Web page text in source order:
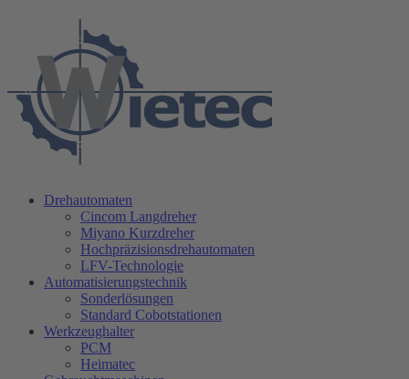
Drehautomaten
Cincom Langdreher
Miyano Kurzdreher
Hochpräzisionsdrehautomaten
LFV-Technologie
Automatisierungstechnik
Sonderlösungen
Standard Cobotstationen
Werkzeughalter
PCM
Heimatec